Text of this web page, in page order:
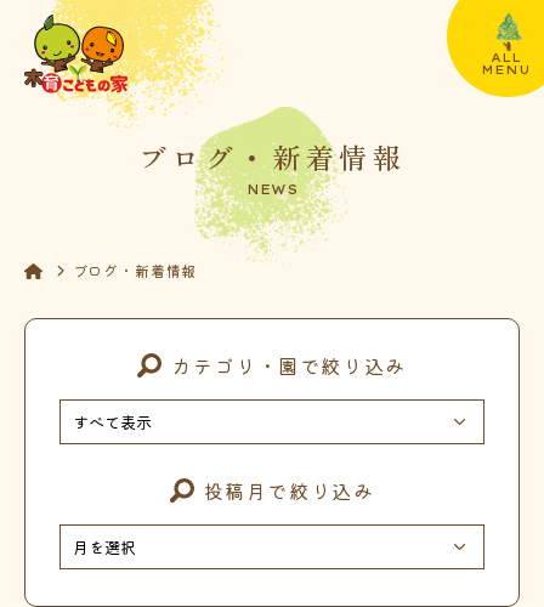
ALL
MENU
ブログ・新着情報
NEWS
ブログ・新着情報
カテゴリ・園で絞り込み
投稿月で絞り込み